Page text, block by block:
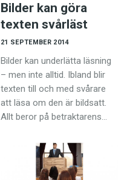
Bilder kan göra
texten svårläst
21 SEPTEMBER 2014
Bilder kan underlätta läsning
– men inte alltid. Ibland blir
texten till och med svårare
att läsa om den är bildsatt.
Allt beror på betraktarens…